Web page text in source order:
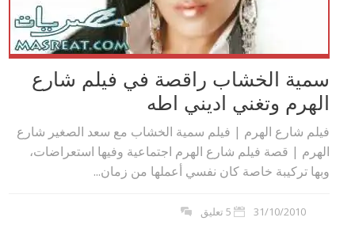
سمية الخشاب راقصة في فيلم شارع
الهرم وتغني اديني اطه
فيلم شارع الهرم | فيلم سمية الخشاب مع سعد الصغير شارع
الهرم | قصة فيلم شارع الهرم اجتماعية وفيها استعراضات،
وبها تركيبة خاصة كان نفسي أعملها من زمان...
31/10/2010 5 تعليق